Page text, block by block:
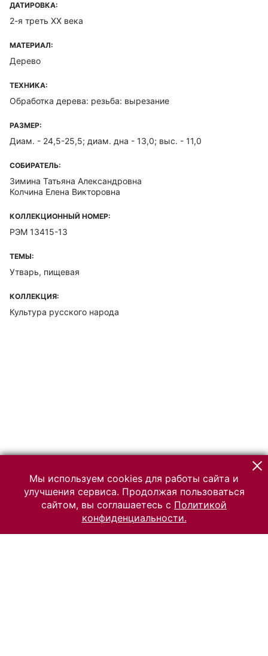
ДАТИРОВКА:
2-я треть XX века
МАТЕРИАЛ:
Дерево
ТЕХНИКА:
Обработка дерева: резьба: вырезание
РАЗМЕР:
Диам. - 24,5-25,5; диам. дна - 13,0; выс. - 11,0
СОБИРАТЕЛЬ:
Зимина Татьяна Александровна
Колчина Елена Викторовна
КОЛЛЕКЦИОННЫЙ НОМЕР:
РЭМ 13415-13
ТЕМЫ:
Утварь, пищевая
КОЛЛЕКЦИЯ:
Культура русского народа
Мы используем cookies для работы сайта и
улучшения сервиса. Продолжая пользоваться
сайтом, вы соглашаетесь с Политикой
конфиденциальности.